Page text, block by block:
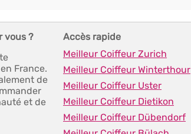
vous ?
France.
de
et de
Accès rapide
Meilleur Coiffeur Zurich
Meilleur Coiffeur Winterthour
Meilleur Coiffeur Uster
Meilleur Coiffeur Dietikon
Meilleur Coiffeur Dübendorf